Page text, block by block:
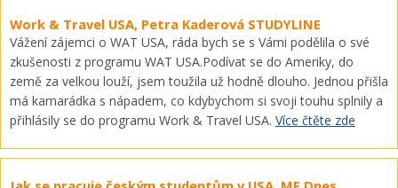
Work & Travel USA, Petra Kaderová STUDYLINE
Vážení zájemci o WAT USA, ráda bych se s Vámi podělila o své
zkušenosti z programu WAT USA.Podívat se do Ameriky, do
země za velkou louží, jsem toužila už hodně dlouho. Jednou přišla
má kamarádka s nápadem, co kdybychom si svoji touhu splnily a
přihlásily se do programu Work & Travel USA. Více čtěte zde